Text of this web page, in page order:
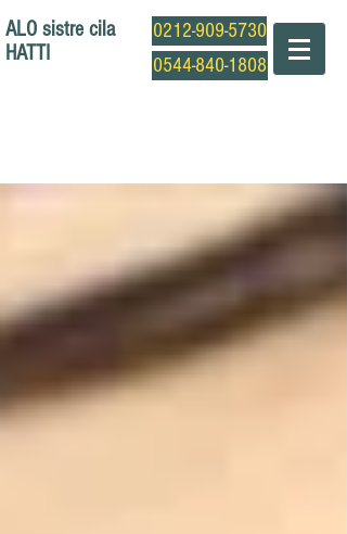
ALO sistre cila
HATTI
0212-909-5730
0544-840-1808